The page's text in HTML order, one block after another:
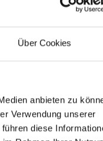
Über Cookies
anbieten zu
Verwendung unserer
diese
der großen
der
Sie sich
Ihre Kinder